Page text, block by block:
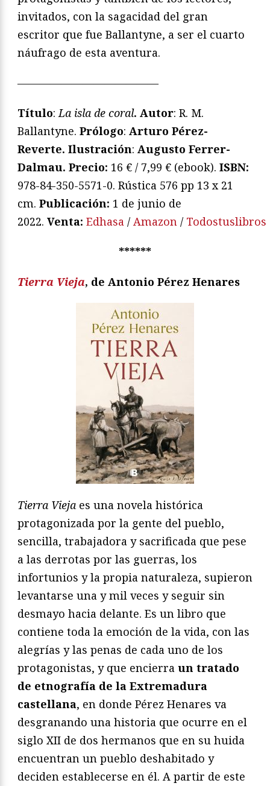
invitados, con la sagacidad del gran
escritor que fue Ballantyne, a ser el cuarto
náufrago de esta aventura.
—————————————
Título: La isla de coral. Autor: R. M.
Ballantyne. Prólogo: Arturo Pérez-
Reverte. Ilustración: Augusto Ferrer-
Dalmau. Precio: 16 € / 7,99 € (ebook). ISBN:
978-84-350-5571-0. Rústica 576 pp 13 x 21
cm. Publicación: 1 de junio de
2022. Venta: Edhasa / Amazon / Todostuslibros
******
Tierra Vieja, de Antonio Pérez Henares
Tierra Vieja es una novela histórica
protagonizada por la gente del pueblo,
sencilla, trabajadora y sacrificada que pese
a las derrotas por las guerras, los
infortunios y la propia naturaleza, supieron
levantarse una y mil veces y seguir sin
desmayo hacia delante. Es un libro que
contiene toda la emoción de la vida, con las
alegrías y las penas de cada uno de los
protagonistas, y que encierra un tratado
de etnografía de la Extremadura
castellana, en donde Pérez Henares va
desgranando una historia que ocurre en el
siglo XII de dos hermanos que en su huida
encuentran un pueblo deshabitado y
deciden establecerse en él. A partir de este